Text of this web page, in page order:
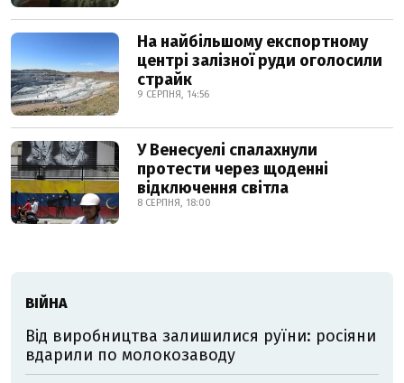
На найбільшому експортному
центрі залізної руди оголосили
страйк
9 СЕРПНЯ, 14:56
У Венесуелі спалахнули
протести через щоденні
відключення світла
8 СЕРПНЯ, 18:00
ВІЙНА
Від виробництва залишилися руїни: росіяни
вдарили по молокозаводу